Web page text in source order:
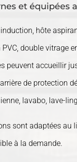
et équipées
hôte
PVC, double vitrage
peuvent accueillir
de protection
lavabo, lave-
sont adaptées au
à la demande.